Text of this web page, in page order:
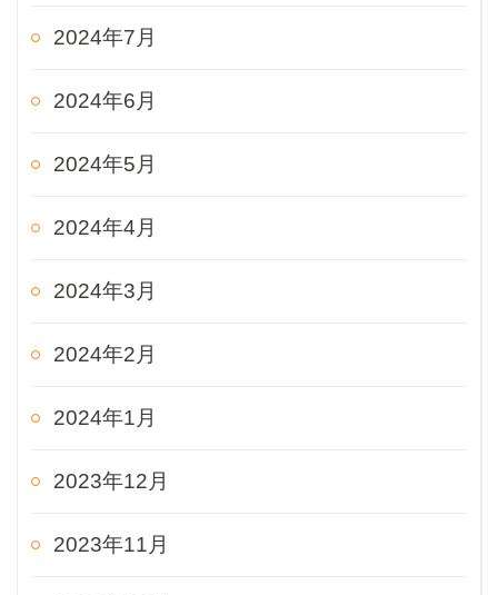
2024年7月
2024年6月
2024年5月
2024年4月
2024年3月
2024年2月
2024年1月
2023年12月
2023年11月